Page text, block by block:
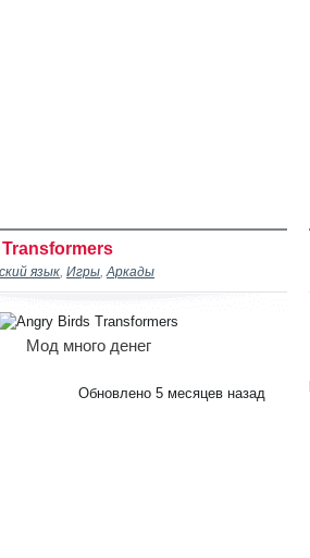
язык Игры Аркады
Мод много денег
Обновлено 5 месяцев назад